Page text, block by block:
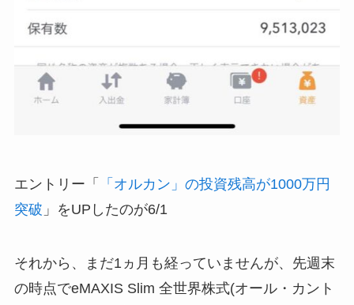
エントリー「
「オルカン」の投資残高が1000万円
突破 」をUPしたのが6/1
それから、まだ1ヵ月も経っていませんが、先週末
の時点でeMAXIS Slim 全世界株式(オール・カント